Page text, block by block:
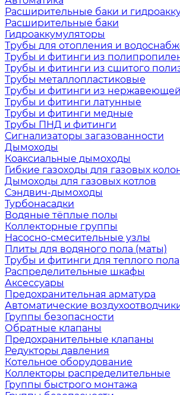
Расширительные баки и
Расширительные баки
Гидроаккумуляторы
Трубы для отопления и
Трубы и фитинги из
Трубы и фитинги из сшитого
Трубы металлопластиковые
Трубы и фитинги из нержавеющей
Трубы и фитинги латунные
Трубы и фитинги медные
Трубы ПНД и фитинги
Сигнализаторы загазованности
Дымоходы
Коаксиальные дымоходы
Гибкие газоходы для газовых
Дымоходы для газовых котлов
Сэндвич-дымоходы
Турбонасадки
Водяные тёплые полы
Коллекторные группы
Насосно-смесительные узлы
Плиты для водяного пола (маты)
Трубы и фитинги для теплого пола
Распределительные шкафы
Аксессуары
Предохранительная арматура
Автоматические
Группы безопасности
Обратные клапаны
Предохранительные клапаны
Редукторы давления
Котельное оборудование
Коллекторы распределительные
Группы быстрого монтажа